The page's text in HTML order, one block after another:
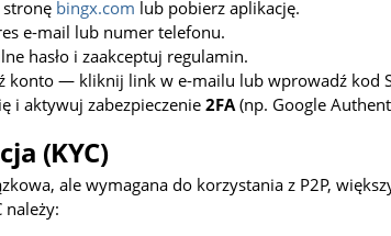
stronę bingx.com lub pobierz aplikację.
e‑mail lub numer telefonu.
hasło i zaakceptuj regulamin.
konto — kliknij link w e‑mailu lub wprowadź kod
i aktywuj zabezpieczenie2FA (np. Google
(KYC)
ale wymagana do korzystania z P2P,
należy: